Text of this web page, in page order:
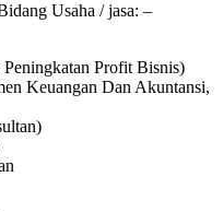
Usaha / jasa: –
Profit Bisnis)
Keuangan Dan Akuntansi,